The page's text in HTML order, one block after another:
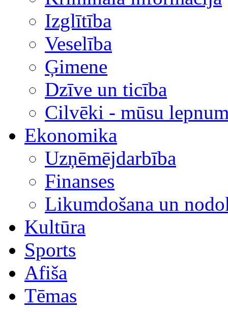
Izglītība
Veselība
Ģimene
Dzīve un ticība
Cilvēki - mūsu
Ekonomika
Uzņēmējdarbība
Finanses
Likumdošana un
Kultūra
Sports
Afiša
Tēmas